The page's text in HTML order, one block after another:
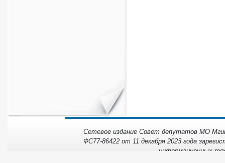
Сетевое издание Совет депутатов МО
ФС77-86422 от 11 декабря 2023 года
информационных